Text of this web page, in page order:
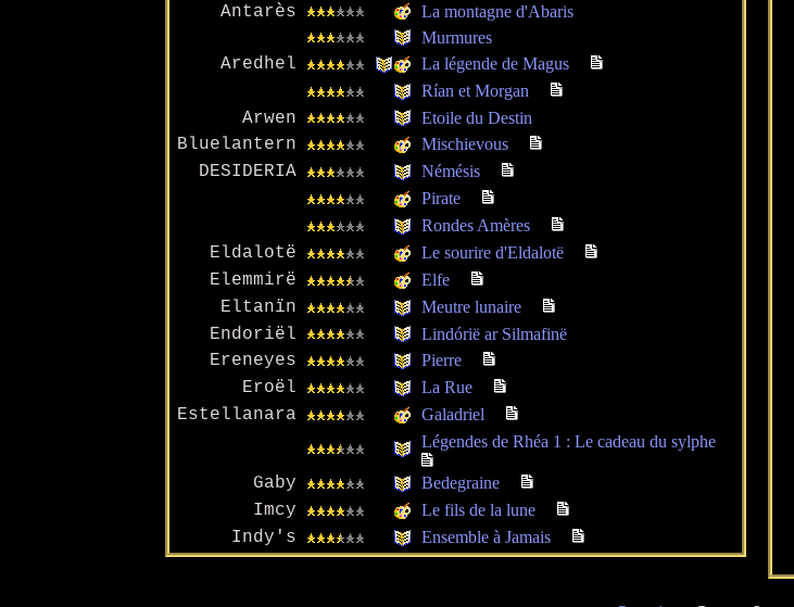
Antarès
La montagne d'Abaris
Murmures
Aredhel
La légende de Magus
Rían et Morgan
Arwen Etoile du Destin
Bluelantern Mischievous
DESIDERIA
Némésis
Pirate
Rondes Amères
Eldalotë Le sourire d'Eldalotë
Elemmirë Elfe
Eltanïn Meutre lunaire
Endoriël Lindórië ar Silmafinë
Ereneyes Pierre
Eroël La Rue
Estellanara
Galadriel
Légendes de Rhéa 1 : Le cadeau du sylphe
Gaby Bedegraine
Imcy Le fils de la lune
Indy's Ensemble à Jamais